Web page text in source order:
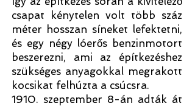
csapat kénytelen volt több száz
méter hosszan síneket lefektetni,
és egy négy lóerős benzinmotort
beszerezni, ami az építkezéshez
szükséges anyagokkal megrakott
kocsikat felhúzta a csúcsra.
1910. szeptember 8-án adták át